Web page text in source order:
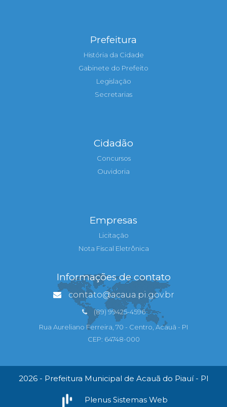
Prefeitura
História da Cidade
Gabinete do Prefeito
Legislação
Secretarias
Cidadão
Concursos
Ouvidoria
Empresas
Licitação
Nota Fiscal Eletrônica
Informações de contato
contato@acaua.pi.gov.br
(89) 99425-4596
Rua Aureliano Ferreira, 70 - Centro, Acauã - PI
CEP: 64748-000
2026 - Prefeitura Municipal de Acauã do Piauí - PI
Plenus Sistemas Web